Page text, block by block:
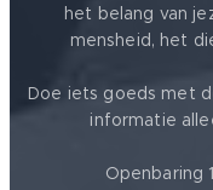
het belang van
mensheid, het
Doe iets goeds met
informatie
Openbaring